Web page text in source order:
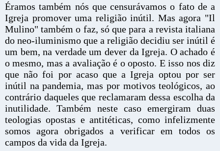
Éramos também nós que censurávamos o fato de a
Igreja promover uma religião inútil. Mas agora "Il
Mulino" também o faz, só que para a revista italiana
do neo-iluminismo que a religião decidiu ser inútil é
um bem, na verdade um dever da Igreja. O achado é
o mesmo, mas a avaliação é o oposto. E isso nos diz
que não foi por acaso que a Igreja optou por ser
inútil na pandemia, mas por motivos teológicos, ao
contrário daqueles que reclamaram dessa escolha da
inutilidade. Também neste caso emergiram duas
teologias opostas e antitéticas, como infelizmente
somos agora obrigados a verificar em todos os
campos da vida da Igreja.